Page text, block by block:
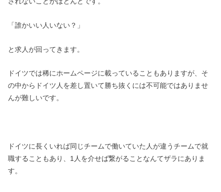
「誰かいい人いない？」
と求人が回ってきます。
ドイツでは稀にホームページに載っていることもありますが、そ
の中からドイツ人を差し置いて勝ち抜くには不可能ではありませ
んが難しいです。
ドイツに長くいれば同じチームで働いていた人が違うチームで就
職することもあり、1人を介せば繋がることなんてザラにありま
す。